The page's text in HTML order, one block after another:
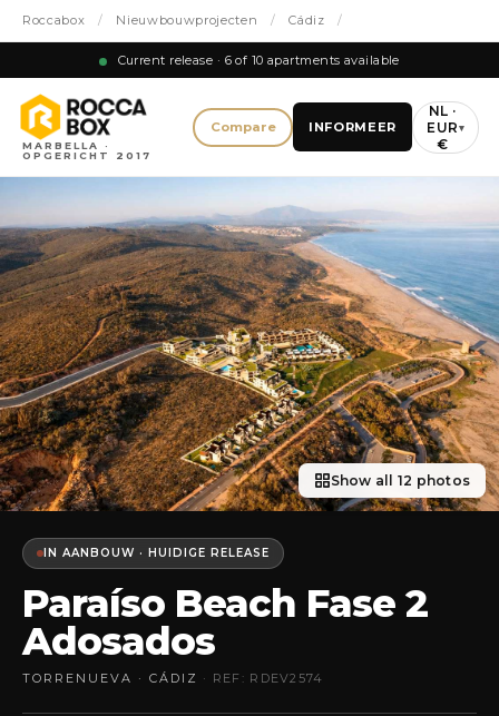
Roccabox / Nieuwbouwprojecten / Cádiz /
Current release · 6 of 10 apartments available
MARBELLA ·
OPGERICHT 2017
Compare INFORMEER
NL ·
EUR
€
▾
Show all 12 photos
IN AANBOUW · HUIDIGE RELEASE
Paraíso Beach Fase 2
Adosados
TORRENUEVA · CÁDIZ · REF: RDEV2574